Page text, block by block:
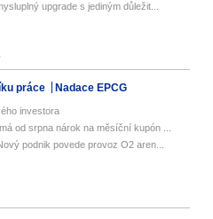
upgrade s jediným důležit...
práce Nadace EPCG
investora
od srpna nárok na měsíční kupón ...
podnik povede provoz O2 aren...